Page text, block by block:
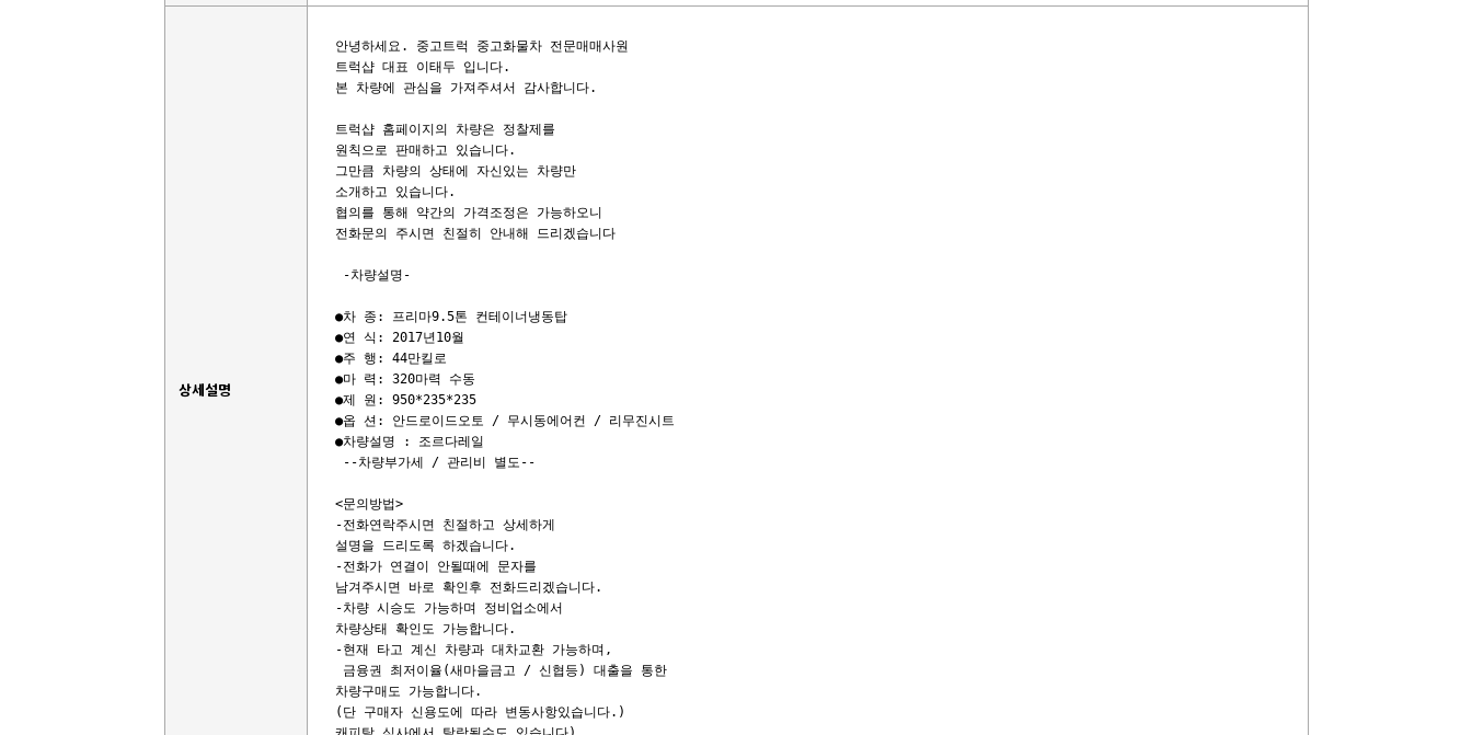
상세설명
안녕하세요. 중고트럭 중고화물차 전문매매사원
트럭샵 대표 이태두 입니다.
본 차량에 관심을 가져주셔서 감사합니다.
트럭샵 홈페이지의 차량은 정찰제를
원칙으로 판매하고 있습니다.
그만큼 차량의 상태에 자신있는 차량만
소개하고 있습니다.
협의를 통해 약간의 가격조정은 가능하오니
전화문의 주시면 친절히 안내해 드리겠습니다
-차량설명-
●차 종: 프리마9.5톤 컨테이너냉동탑
●연 식: 2017년10월
●주 행: 44만킬로
●마 력: 320마력 수동
●제 원: 950*235*235
●옵 션: 안드로이드오토 / 무시동에어컨 / 리무진시트
●차량설명 : 조르다레일
--차량부가세 / 관리비 별도--
<문의방법>
-전화연락주시면 친절하고 상세하게
설명을 드리도록 하겠습니다.
-전화가 연결이 안될때에 문자를
남겨주시면 바로 확인후 전화드리겠습니다.
-차량 시승도 가능하며 정비업소에서
차량상태 확인도 가능합니다.
-현재 타고 계신 차량과 대차교환 가능하며,
금융권 최저이율(새마을금고 / 신협등) 대출을 통한
차량구매도 가능합니다.
(단 구매자 신용도에 따라 변동사항있습니다.)